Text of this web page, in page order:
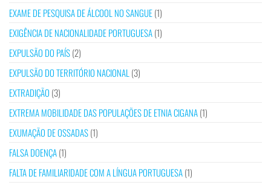
EXAME DE PESQUISA DE ÁLCOOL NO SANGUE(1)
EXIGÊNCIA DE NACIONALIDADE PORTUGUESA(1)
EXPULSÃO DO PAÍS(2)
EXPULSÃO DO TERRITÓRIO NACIONAL (3)
EXTRADIÇÃO (3)
EXTREMA MOBILIDADE DAS POPULAÇÕES DE ETNIA CIGANA(1)
EXUMAÇÃO DE OSSADAS(1)
FALSA DOENÇA(1)
FALTA DE FAMILIARIDADE COM A LÍNGUA PORTUGUESA(1)